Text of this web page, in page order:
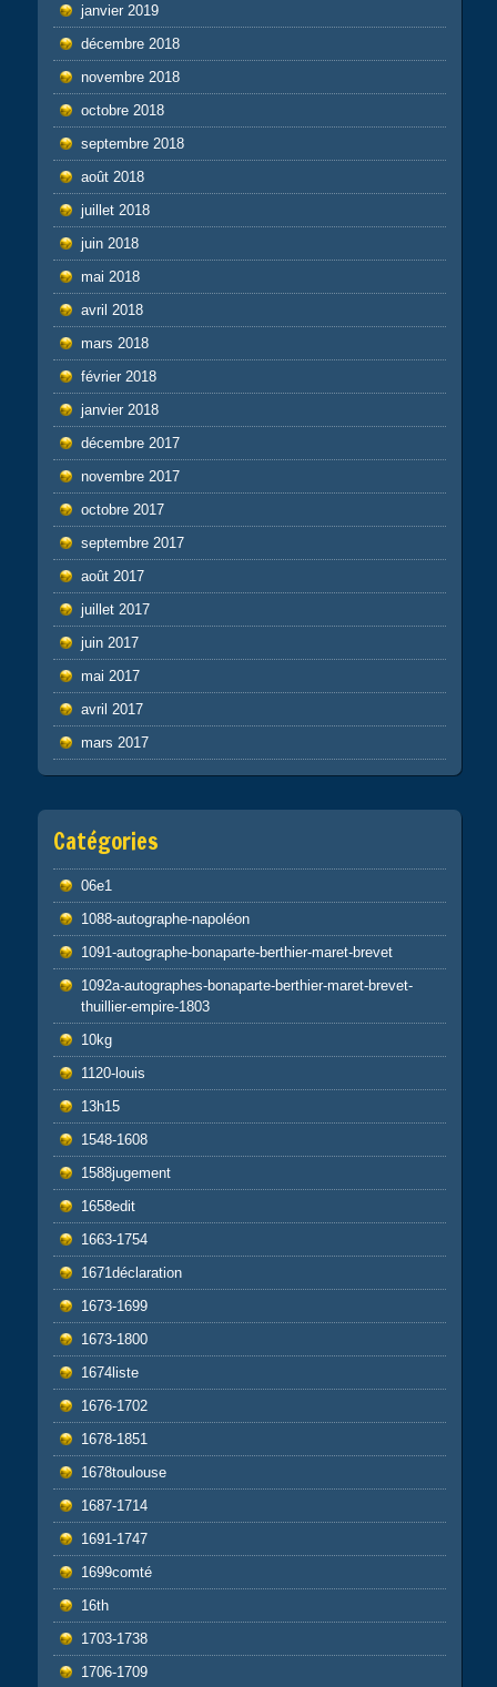
janvier 2019
décembre 2018
novembre 2018
octobre 2018
septembre 2018
août 2018
juillet 2018
juin 2018
mai 2018
avril 2018
mars 2018
février 2018
janvier 2018
décembre 2017
novembre 2017
octobre 2017
septembre 2017
août 2017
juillet 2017
juin 2017
mai 2017
avril 2017
mars 2017
Catégories
06e1
1088-autographe-napoléon
1091-autographe-bonaparte-berthier-maret-brevet
1092a-autographes-bonaparte-berthier-maret-brevet-
thuillier-empire-1803
10kg
1120-louis
13h15
1548-1608
1588jugement
1658edit
1663-1754
1671déclaration
1673-1699
1673-1800
1674liste
1676-1702
1678-1851
1678toulouse
1687-1714
1691-1747
1699comté
16th
1703-1738
1706-1709